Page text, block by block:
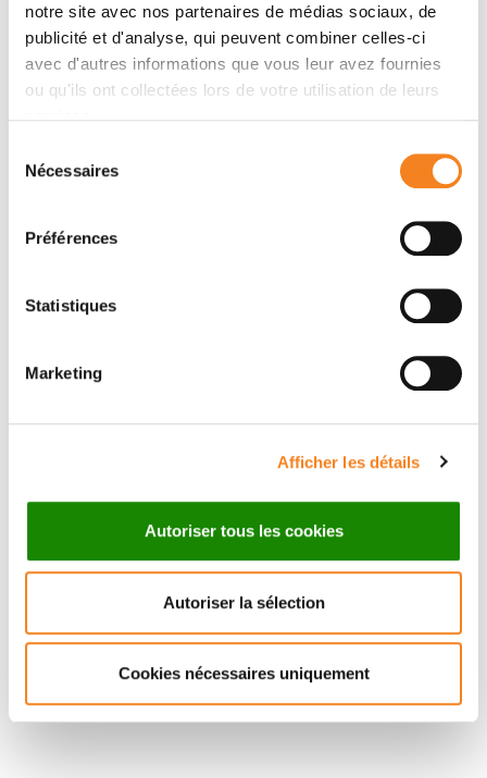
notre site avec nos partenaires de médias sociaux, de
publicité et d'analyse, qui peuvent combiner celles-ci
avec d'autres informations que vous leur avez fournies
ou qu'ils ont collectées lors de votre utilisation de leurs
Nécessaires
Préférences
Statistiques
Marketing
Afficher les détails
Autoriser tous les cookies
Autoriser la sélection
Cookies nécessaires uniquement
Membres
Ingénieur de recherche